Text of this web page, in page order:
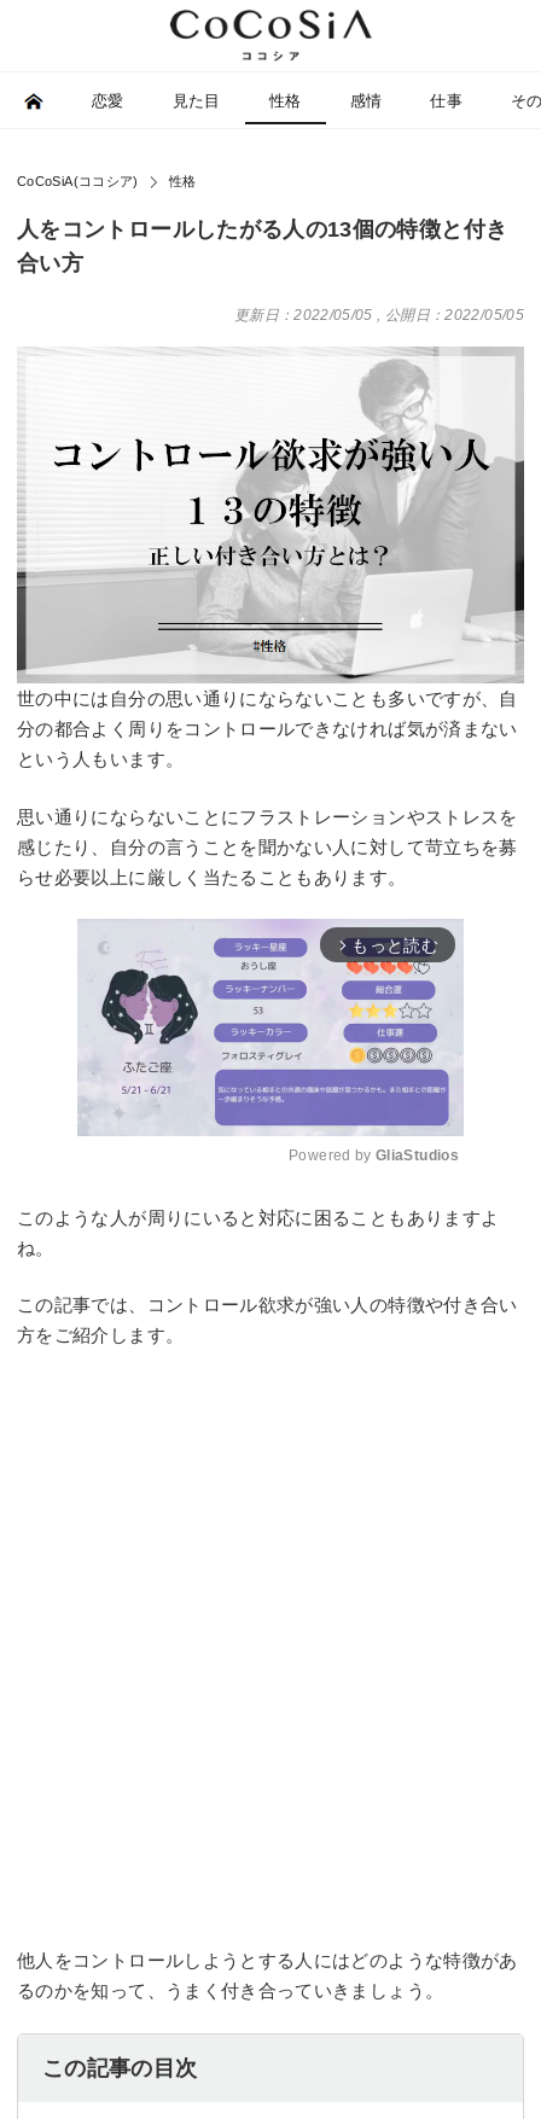
恋愛 見た目 性格 感情 仕事 そ
CoCoSiA(ココシア) 性格
人をコントロールしたがる人の13個の特徴と付き
合い方
更新日：2022/05/05 , 公開日：2022/05/05
世の中には自分の思い通りにならないことも多いですが、自
分の都合よく周りをコントロールできなければ気が済まない
という人もいます。
思い通りにならないことにフラストレーションやストレスを
感じたり、自分の言うことを聞かない人に対して苛立ちを募
らせ必要以上に厳しく当たることもあります。
arrow_forward_ios もっと読む
Powered by GliaStudios
このような人が周りにいると対応に困ることもありますよ
ね。
この記事では、コントロール欲求が強い人の特徴や付き合い
方をご紹介します。
他人をコントロールしようとする人にはどのような特徴があ
るのかを知って、うまく付き合っていきましょう。
この記事の目次